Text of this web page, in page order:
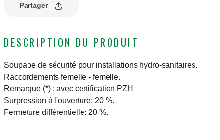
Partager
DESCRIPTION DU PRODUIT
Soupape de sécurité pour installations hydro-sanitaires.
Raccordements femelle - femelle.
Remarque (*) : avec certification PZH
Surpression à l'ouverture: 20 %.
Fermeture différentielle: 20 %.